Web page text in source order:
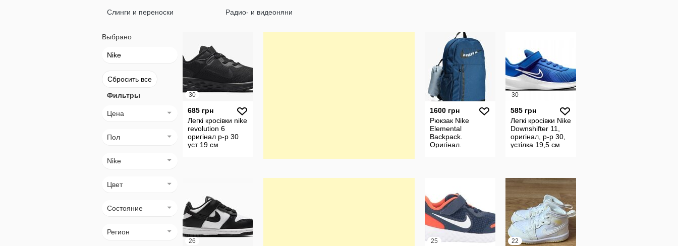
Слинги и переноски Радио- и видеоняни
Выбрано
Nike
Сбросить все
Фильтры
Цена
Пол
Nike
Цвет
Состояние
Регион
30
685 грн
Легкі кросівки nike
revolution 6
оригінал р-р 30
уст 19 см
1600 грн
Рюкзак Nike
Elemental
Backpack.
Оригінал.
30
585 грн
Легкі кросівки Nike
Downshifter 11,
оригінал, р-р 30,
устілка 19,5 см
26 25 22